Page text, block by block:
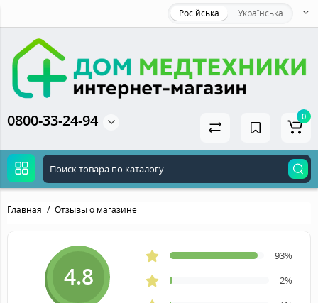
Російська Українська
0800-33-24-94 0
Главная Отзывы о магазине
4.8
93%
2%